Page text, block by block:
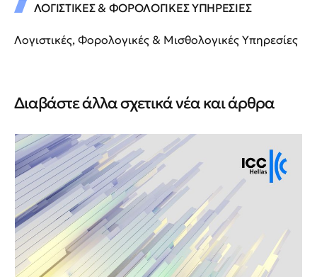
ΛΟΓΙΣΤΙΚΕΣ & ΦΟΡΟΛΟΓΙΚΕΣ ΥΠΗΡΕΣΙΕΣ
Λογιστικές, Φορολογικές & Μισθολογικές Υπηρεσίες
Διαβάστε άλλα σχετικά νέα και άρθρα